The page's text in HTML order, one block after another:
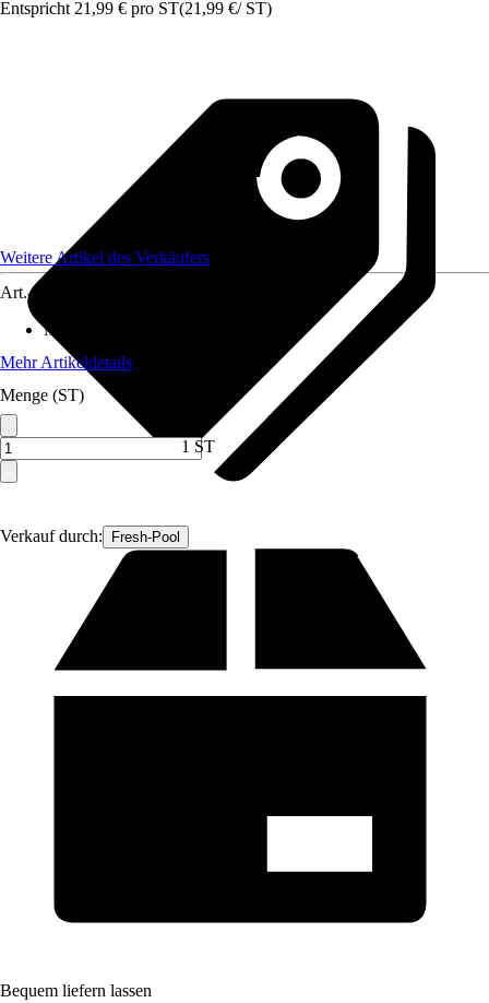
Entspricht 21,99 € pro ST(21,99 €/ ST)
Verkauf durch: Fresh-Pool
Weitere Artikel des Verkäufers
Art.-Nr.
Material
Mehr Artikeldetails
Menge (ST)
1 ST
Bequem liefern lassen